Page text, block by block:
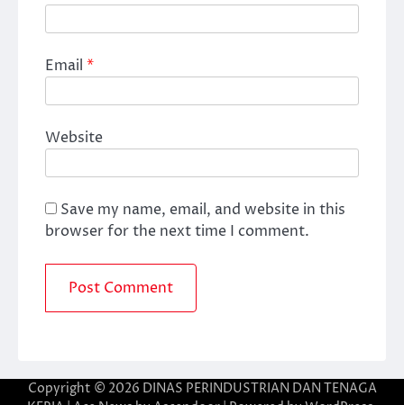
Email *
Website
Save my name, email, and website in this
browser for the next time I comment.
Copyright © 2026 DINAS PERINDUSTRIAN DAN TENAGA